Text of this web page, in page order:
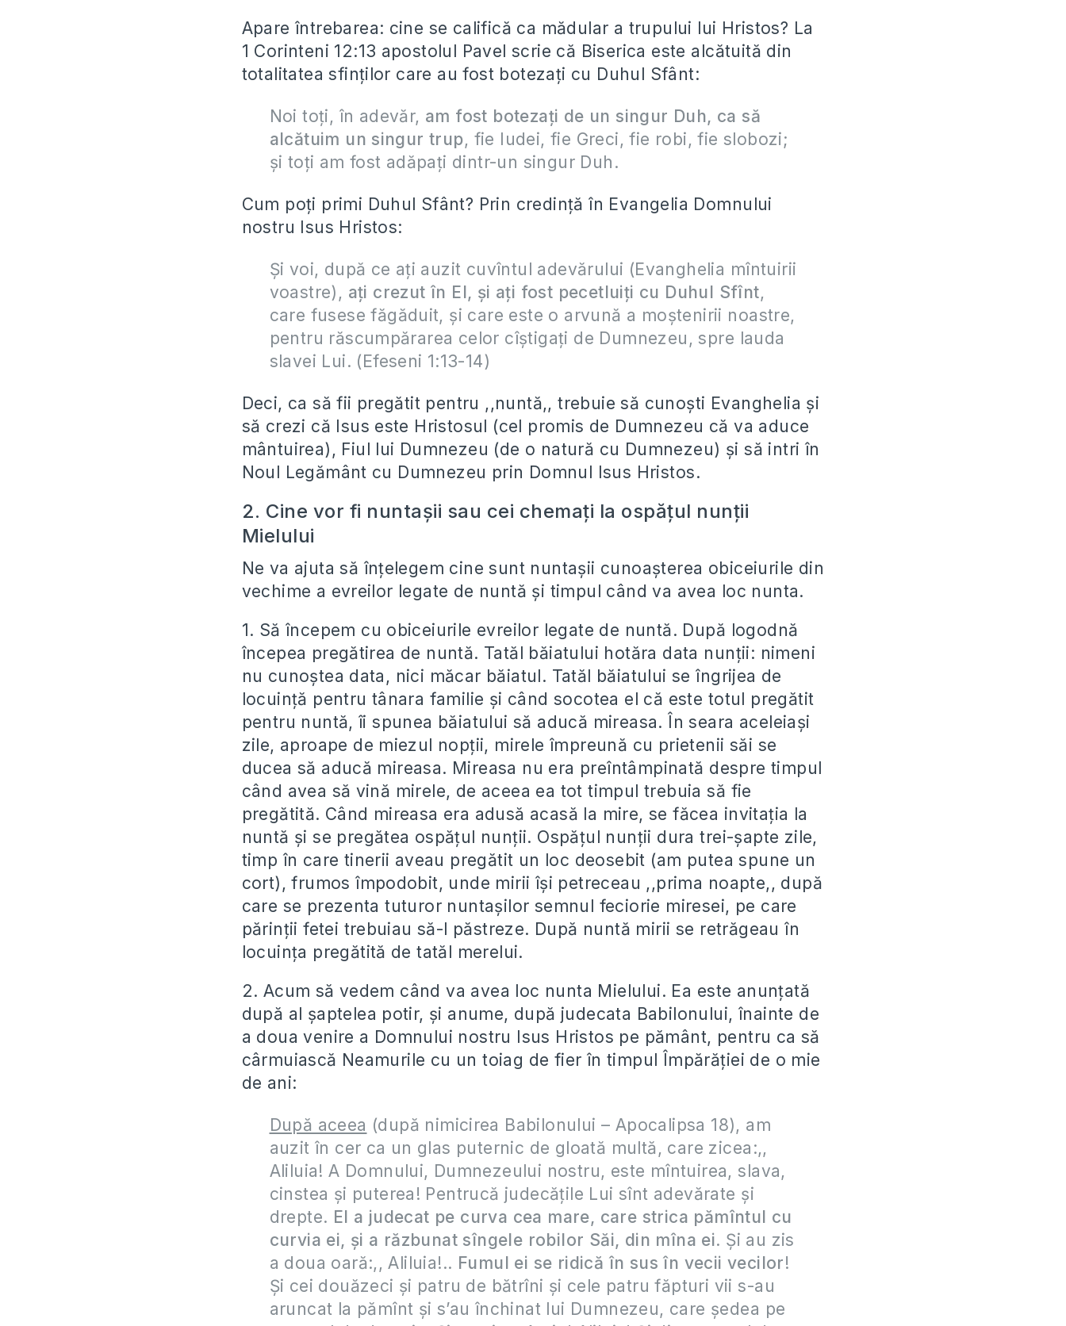
Apare întrebarea: cine se califică ca mădular a trupului lui Hristos? La
1 Corinteni 12:13 apostolul Pavel scrie că Biserica este alcătuită din
totalitatea sfinților care au fost botezați cu Duhul Sfânt:
Noi toţi, în adevăr, am fost botezaţi de un singur Duh, ca să
alcătuim un singur trup, fie Iudei, fie Greci, fie robi, fie slobozi;
şi toţi am fost adăpaţi dintr-un singur Duh.
Cum poți primi Duhul Sfânt? Prin credință în Evangelia Domnului
nostru Isus Hristos:
Şi voi, după ce aţi auzit cuvîntul adevărului (Evanghelia mîntuirii
voastre), aţi crezut în El, şi aţi fost pecetluiţi cu Duhul Sfînt,
care fusese făgăduit, şi care este o arvună a moştenirii noastre,
pentru răscumpărarea celor cîştigaţi de Dumnezeu, spre lauda
slavei Lui. (Efeseni 1:13-14)
Deci, ca să fii pregătit pentru ,,nuntă,, trebuie să cunoști Evanghelia și
să crezi că Isus este Hristosul (cel promis de Dumnezeu că va aduce
mântuirea), Fiul lui Dumnezeu (de o natură cu Dumnezeu) și să intri în
Noul Legământ cu Dumnezeu prin Domnul Isus Hristos.
2. Cine vor fi nuntașii sau cei chemați la ospățul nunții
Mielului
Ne va ajuta să înțelegem cine sunt nuntașii cunoașterea obiceiurile din
vechime a evreilor legate de nuntă și timpul când va avea loc nunta.
1. Să începem cu obiceiurile evreilor legate de nuntă. După logodnă
începea pregătirea de nuntă. Tatăl băiatului hotăra data nunții: nimeni
nu cunoștea data, nici măcar băiatul. Tatăl băiatului se îngrijea de
locuință pentru tânara familie și când socotea el că este totul pregătit
pentru nuntă, îi spunea băiatului să aducă mireasa. În seara aceleiași
zile, aproape de miezul nopții, mirele împreună cu prietenii săi se
ducea să aducă mireasa. Mireasa nu era preîntâmpinată despre timpul
când avea să vină mirele, de aceea ea tot timpul trebuia să fie
pregătită. Când mireasa era adusă acasă la mire, se făcea invitația la
nuntă și se pregătea ospățul nunții. Ospățul nunții dura trei-șapte zile,
timp în care tinerii aveau pregătit un loc deosebit (am putea spune un
cort), frumos împodobit, unde mirii își petreceau ,,prima noapte,, după
care se prezenta tuturor nuntașilor semnul feciorie miresei, pe care
părinții fetei trebuiau să-l păstreze. După nuntă mirii se retrăgeau în
locuința pregătită de tatăl merelui.
2. Acum să vedem când va avea loc nunta Mielului. Ea este anunțată
după al șaptelea potir, și anume, după judecata Babilonului, înainte de
a doua venire a Domnului nostru Isus Hristos pe pământ, pentru ca să
cârmuiască Neamurile cu un toiag de fier în timpul Împărăției de o mie
de ani:
După aceea (după nimicirea Babilonului – Apocalipsa 18), am
auzit în cer ca un glas puternic de gloată multă, care zicea:,,
Aliluia! A Domnului, Dumnezeului nostru, este mîntuirea, slava,
cinstea şi puterea! Pentrucă judecăţile Lui sînt adevărate şi
drepte. El a judecat pe curva cea mare, care strica pămîntul cu
curvia ei, şi a răzbunat sîngele robilor Săi, din mîna ei. Şi au zis
a doua oară:,, Aliluia!.. Fumul ei se ridică în sus în vecii vecilor!
Şi cei douăzeci şi patru de bătrîni şi cele patru făpturi vii s-au
aruncat la pămînt şi s’au închinat lui Dumnezeu, care şedea pe